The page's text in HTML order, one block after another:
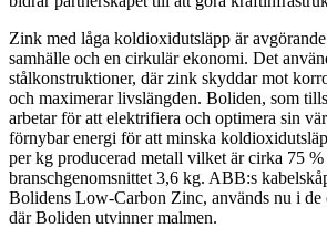
Zink med låga koldioxidutsläpp är
samhälle och en cirkulär ekonomi. Det
stålkonstruktioner, där zink skyddar mot
och maximerar livslängden. Boliden, som
arbetar för att elektrifiera och optimera sin
förnybar energi för att minska
per kg producerad metall vilket är cirka 75 %
branschgenomsnittet 3,6 kg. ABB:s
Bolidens Low-Carbon Zinc, används nu i de
där Boliden utvinner malmen.